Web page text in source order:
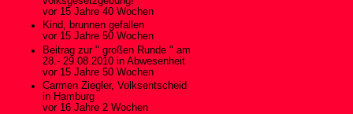
vor 15 Jahre 40 Wochen
Kind, brunnen gefallen
vor 15 Jahre 50 Wochen
Beitrag zur " großen Runde " am
28.- 29.08.2010 in Abwesenheit
vor 15 Jahre 50 Wochen
Carmen Ziegler, Volksentscheid
in Hamburg
vor 16 Jahre 2 Wochen